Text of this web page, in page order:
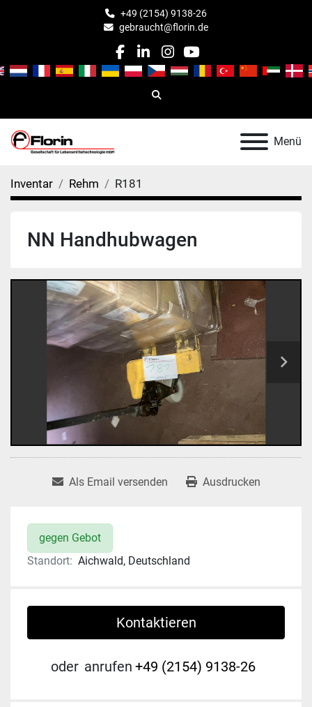
+49 (2154) 9138-26
gebraucht@florin.de
facebook
linkedin
instagram
youtube
Suche
Menü
Inventar Rehm R181
NN Handhubwagen
Als Email versenden Ausdrucken
gegen Gebot
Standort: Aichwald, Deutschland
Kontaktieren
oder anrufen +49 (2154) 9138-26